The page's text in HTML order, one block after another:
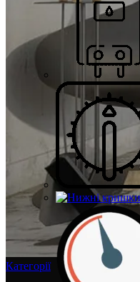
Категорії